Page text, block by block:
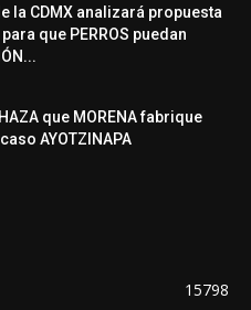
la CDMX analizará propuesta
para que PERROS puedan
que MORENA fabrique
AYOTZINAPA
15798